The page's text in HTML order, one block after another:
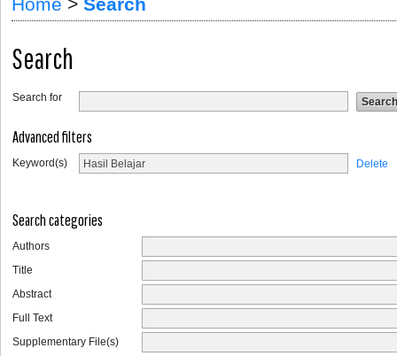
Search
Search for
Advanced filters
Keyword(s) Delete
Search categories
Authors
Title
Abstract
Full Text
Supplementary File(s)